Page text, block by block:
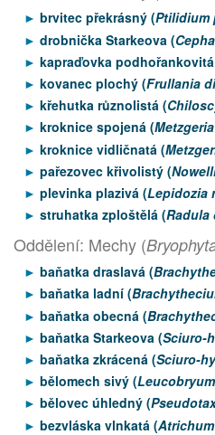
brvitec překrásný (Ptilidium
drobnička Starkeova (
kapraďovka
kovanec plochý (Frullania
křehutka různolistá (
kroknice spojená (
kroknice vidličnatá (
pařezovec křivolistý (
plevinka plazivá (Lepidozia
struhatka zploštělá (Radula
Oddělení: Mechy (
baňatka draslavá (
baňatka ladní (
baňatka obecná (
baňatka Starkeova (Sciuro-
baňatka zkrácená (Sciuro-
bělomech sivý (
bělovec úhledný (
bezvláska vlnkatá (